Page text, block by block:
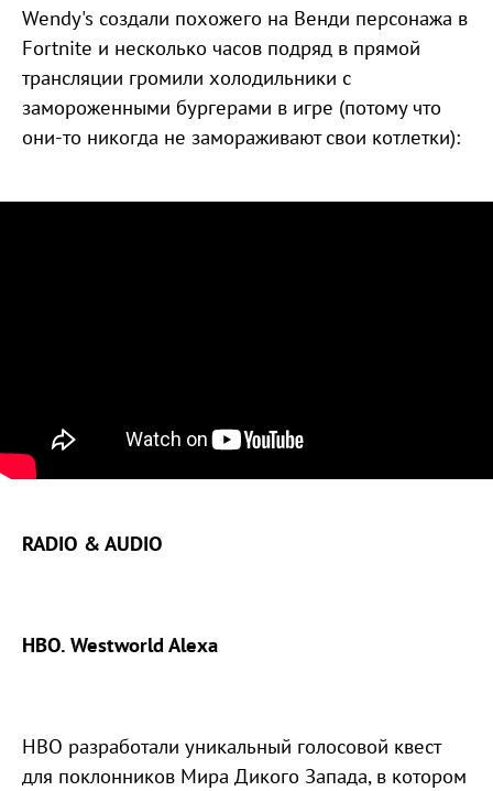
Wendy's создали похожего на Венди персонажа в
Fortnite и несколько часов подряд в прямой
трансляции громили холодильники с
замороженными бургерами в игре (потому что
они-то никогда не замораживают свои котлетки):
RADIO & AUDIO
HBO. Westworld Alexa
HBO разработали уникальный голосовой квест
для поклонников Мира Дикого Запада, в котором